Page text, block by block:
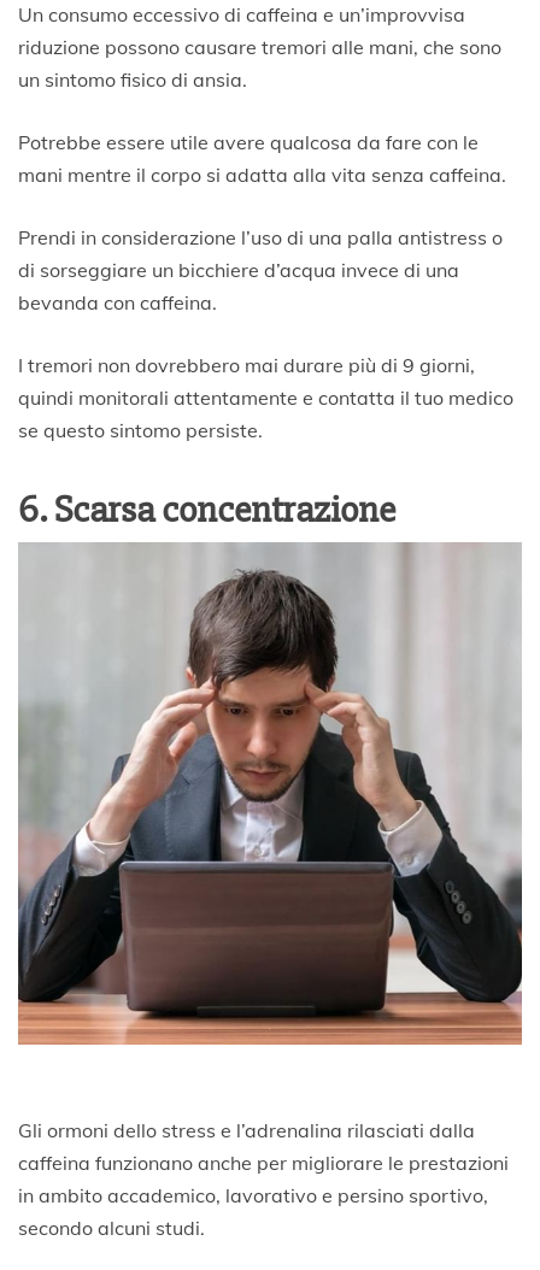
Un consumo eccessivo di caffeina e un’improvvisa
riduzione possono causare tremori alle mani, che sono
un sintomo fisico di ansia.
Potrebbe essere utile avere qualcosa da fare con le
mani mentre il corpo si adatta alla vita senza caffeina.
Prendi in considerazione l’uso di una palla antistress o
di sorseggiare un bicchiere d’acqua invece di una
bevanda con caffeina.
I tremori non dovrebbero mai durare più di 9 giorni,
quindi monitorali attentamente e contatta il tuo medico
se questo sintomo persiste.
6. Scarsa concentrazione
Gli ormoni dello stress e l’adrenalina rilasciati dalla
caffeina funzionano anche per migliorare le prestazioni
in ambito accademico, lavorativo e persino sportivo,
secondo alcuni studi.